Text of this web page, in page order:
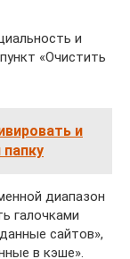
и
«Очистить
и
папку
диапазон
галочками
сайтов»,
в кэше».